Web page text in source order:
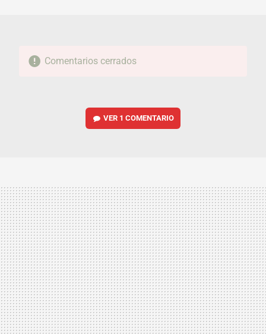
Comentarios cerrados
VER 1 COMENTARIO